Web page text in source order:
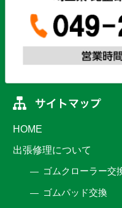
HOME
出張修理について
ゴムクローラー交
ゴムパッド交換